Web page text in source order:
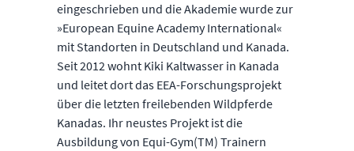
eingeschrieben und die Akademie wurde zur
»European Equine Academy International«
mit Standorten in Deutschland und Kanada.
Seit 2012 wohnt Kiki Kaltwasser in Kanada
und leitet dort das EEA-Forschungsprojekt
über die letzten freilebenden Wildpferde
Kanadas. Ihr neustes Projekt ist die
Ausbildung von Equi-Gym(TM) Trainern